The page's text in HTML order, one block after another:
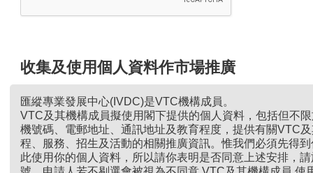
收集及使用個人資料作市場推廣
匯縱專業發展中心(IVDC)是VTC機構成員。
VTC及其機構成員擬使用閣下提供的個人資料，包括但不
機號碼、電郵地址、通訊地址及教育程度，提供有關VTC
程、服務、招生及活動的相關推廣資訊。惟我們必須先得
此使用你的個人資料，所以請你表明是否同意上述安排，